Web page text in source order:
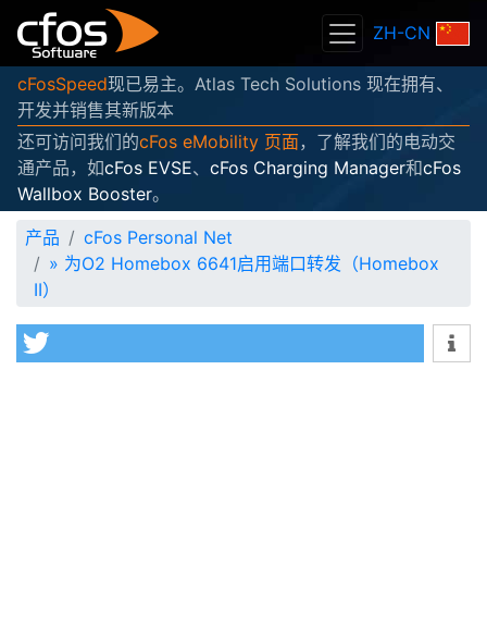
ZH-CN
cFosSpeed现已易主。Atlas Tech Solutions 现在拥有、
开发并销售其新版本
还可访问我们的cFos eMobility 页面，了解我们的电动交
通产品，如cFos EVSE、 cFos Charging Manager和cFos
Wallbox Booster。
产品
cFos Personal Net
» 为O2 Homebox 6641启用端口转发（Homebox
II）